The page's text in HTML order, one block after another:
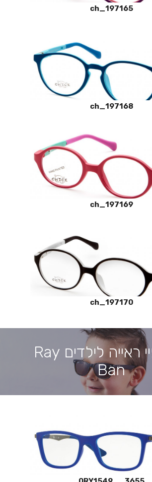
ch_197165
ch_197168
ch_197169
ch_197170
משקפיי ראייה לילדים Ray
Ban